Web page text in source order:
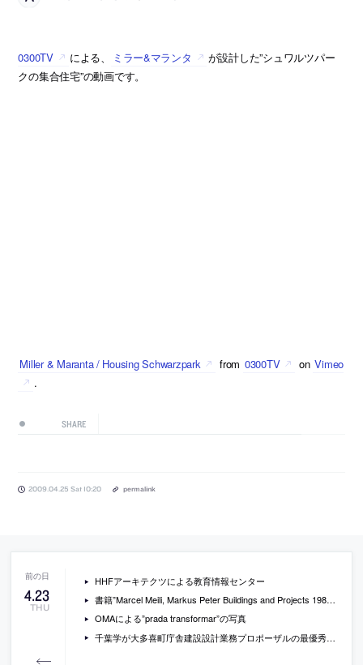
0300TV による、 ミラー&マランタ
が設計した”シュワルツパー
クの集合住宅”の動画です。
Miller & Maranta / Housing Schwarzpark from 0300TV on Vimeo
.
SHARE
2009.04.25 Sat 10:20 permalink
4.23
THU
HHFアーキテクツによる教育情報センター
書籍”Marcel Meili, Markus Peter Buildings and Projects 1987 – 2008″
OMAによる”prada transformar”の写真
千葉学が大多喜町庁舎建設設計業務プロポーザルの最優秀者に